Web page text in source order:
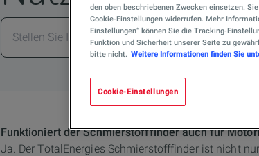
Funktioniert der Schmierstofffinder auch für
Ja. Der TotalEnergies Schmierstofffinder ist nicht
den oben beschriebenen Zwecken einsetzen.
Cookie-Einstellungen widerrufen. Mehr
Einstellungen“ können Sie die Tracking-
Funktion und Sicherheit unserer Seite zu
bitte nicht. Weitere Informationen finden Sie
Cookie-Einstellungen